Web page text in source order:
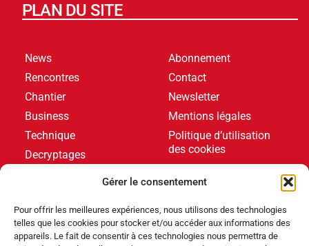
Gérer le consentement
Pour offrir les meilleures expériences, nous utilisons des technologies
telles que les cookies pour stocker et/ou accéder aux informations des
appareils. Le fait de consentir à ces technologies nous permettra de
PLAN DU SITE
News
Rencontres
Chantier
Business
Technique
Decryptages
Abonnement
Contact
Newsletter
Mentions légales
Politique d’utilisation
des cookies
DERNIERS ARTICLES